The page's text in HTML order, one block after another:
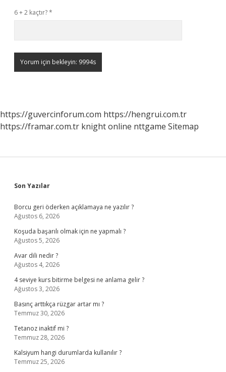
6 + 2 kaçtır?*
https://guvercinforum.com https://hengrui.com.tr
https://framar.com.tr knight online nttgame Sitemap
Sidebar
Son Yazılar
Borcu geri öderken açıklamaya ne yazılır ?
Ağustos 6, 2026
Koşuda başarılı olmak için ne yapmalı ?
Ağustos 5, 2026
Avar dili nedir ?
Ağustos 4, 2026
4 seviye kurs bitirme belgesi ne anlama gelir ?
Ağustos 3, 2026
Basınç arttıkça rüzgar artar mı ?
Temmuz 30, 2026
Tetanoz inaktif mi ?
Temmuz 28, 2026
Kalsiyum hangi durumlarda kullanılır ?
Temmuz 25, 2026